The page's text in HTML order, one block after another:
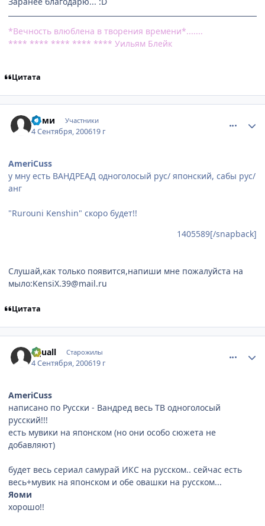
*Вечность влюблена в творения времени*.......
**** **** **** **** **** Уильям Блейк
Цитата
Яоми Участники
4 Сентября, 200619 г
AmeriCuss
у мну есть ВАНДРЕАД одноголосый рус/ японский, сабы рус/
анг
"Rurouni Kenshin" скоро будет!!
1405589[/snapback]
Слушай,как только появится,напиши мне пожалуйста на
мыло:KensiX.39@mail.ru
Цитата
Squall Старожилы
4 Сентября, 200619 г
AmeriCuss
написано по Русски - Вандред весь ТВ одноголосый
русский!!!
есть мувики на японском (но они особо сюжета не
добавляют)
будет весь сериал самурай ИКС на русском.. сейчас есть
весь+мувик на японском и обе овашки на русском...
Яоми
хорошо!!